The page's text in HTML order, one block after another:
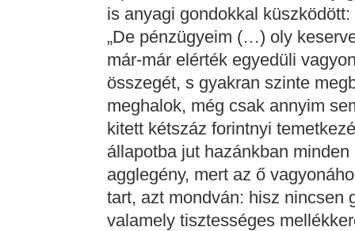
is anyagi gondokkal küszködött:
„De pénzügyeim (…) oly
már-már elérték egyedüli
összegét, s gyakran szinte
meghalok, még csak annyim
kitett kétszáz forintnyi
állapotba jut hazánkban
agglegény, mert az ő
tart, azt mondván: hisz nincsen
valamely tisztességes